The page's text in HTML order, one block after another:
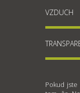
VZDUCH
Pokud